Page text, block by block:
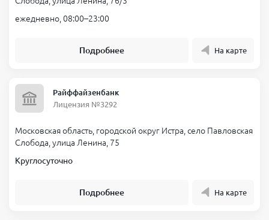
ежедневно, 08:00–23:00
Подробнее На карте
Райффайзенбанк
Лицензия №3292
Московская область, городской округ Истра, село Павловская
Слобода, улица Ленина, 75
Круглосуточно
Подробнее На карте